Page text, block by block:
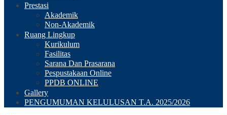
Prestasi
Akademik
Non-Akademik
Ruang Lingkup
Kurikulum
Fasilitas
Sarana Dan Prasarana
Pespustakaan Online
PPDB ONLINE
Gallery
PENGUMUMAN KELULUSAN T.A. 2025/2026